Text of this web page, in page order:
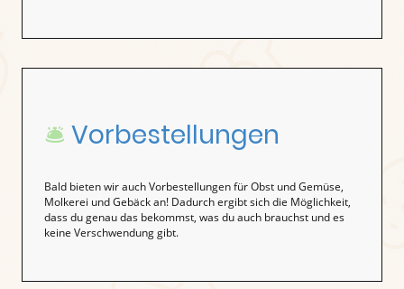
🛎️ Vorbestellungen
Bald bieten wir auch Vorbestellungen für Obst und Gemüse,
Molkerei und Gebäck an! Dadurch ergibt sich die Möglichkeit,
dass du genau das bekommst, was du auch brauchst und es
keine Verschwendung gibt.